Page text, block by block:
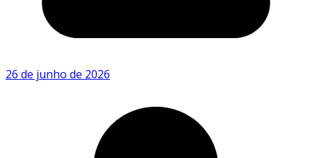
26 de junho de 2026